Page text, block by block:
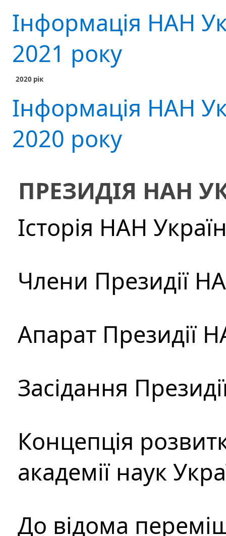
Інформація НАН
2021 року
2020 рік
Інформація НАН
2020 року
ПРЕЗИДІЯ НАН
Історія НАН
Члени Президії
Апарат Президії
Засідання
Концепція
академії наук
До відома